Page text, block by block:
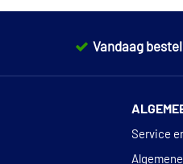
Vandaag
Service